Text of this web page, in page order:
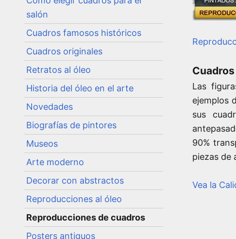
salón
Cuadros famosos históricos
Cuadros originales
Retratos al óleo
Historia del óleo en el arte
Novedades
Biografías de pintores
Museos
Arte moderno
Decorar con abstractos
Reproducciones al óleo
Reproducciones de cuadros
Posters antiguos
Las
ejemplos
sus
90%
piezas de
Vea la